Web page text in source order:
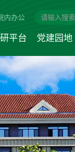
内办公
平台 党建园地